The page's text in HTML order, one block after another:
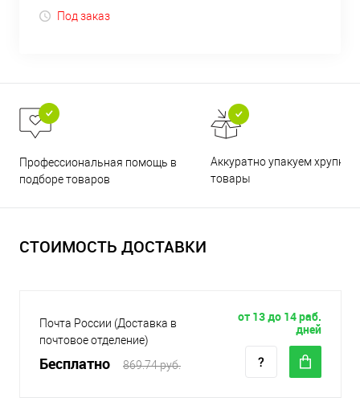
Под заказ
Профессиональная помощь в
подборе товаров
Аккуратно упакуем хрупкие
товары
СТОИМОСТЬ ДОСТАВКИ
Почта России (Доставка в
почтовое отделение)
Бесплатно 869.74 руб.
от 13 до 14 раб.
дней